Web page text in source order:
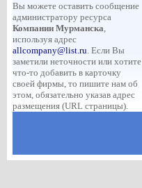
Вы можете оставить сообщение
администратору ресурса
Компании Мурманска,
используя адрес
allcompany@list.ru. Если Вы
заметили неточности или хотите
что-то добавить в карточку
своей фирмы, то пишите нам об
этом, обязательно указав адрес
размещения (URL страницы).